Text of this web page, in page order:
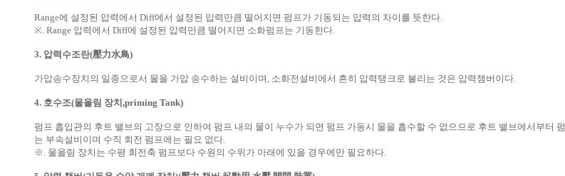
Range에 설정된 압력에서 Diff에서 설정된 압력만큼 떨어지면 펌프가 기동되는 압력의 차이를 뜻한다.
※. Range 압력에서 Diff에 설정된 압력만큼 떨어지면 소화펌프는 기동한다.
3. 압력수조란(壓力水鳥)
가압송수장치의 일종으로서 물을 가압 송수하는 설비이며, 소화전설비에서 흔히 압력탱크로 불리는 것은 압력챔버이다.
4. 호수조(물올림 장치,priming Tank)
펌프 흡입관의 후트 밸브의 고장으로 인하여 펌프 내의 물이 누수가 되면 펌프 가동시 물을 흡수할 수 없으므로 후트 밸브에서부
는 부속설비이며 수직 회전 펌프에는 필요 없다.
※. 물올림 장치는 수평 회전축 펌프보다 수원의 수위가 아래에 있을 경우에만 필요하다.